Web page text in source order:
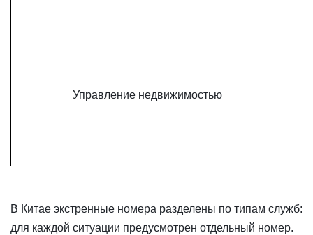
Управление недвижимостью
В Китае экстренные номера разделены по типам служб:
для каждой ситуации предусмотрен отдельный номер.